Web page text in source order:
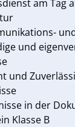
am Tag
und
und
in der
Klasse B